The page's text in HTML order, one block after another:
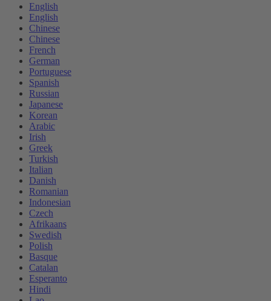
English
English
Chinese
Chinese
French
German
Portuguese
Spanish
Russian
Japanese
Korean
Arabic
Irish
Greek
Turkish
Italian
Danish
Romanian
Indonesian
Czech
Afrikaans
Swedish
Polish
Basque
Catalan
Esperanto
Hindi